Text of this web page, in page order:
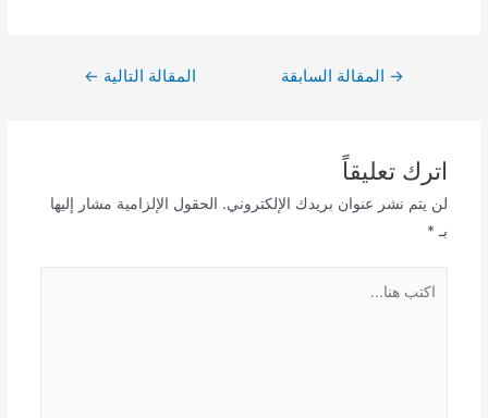
تصفّح→ المقالة السابقة المقالة التالية ←
اترك تعليقاً
لن يتم نشر عنوان بريدك الإلكتروني. الحقول الإلزامية مشار إليها
بـ *